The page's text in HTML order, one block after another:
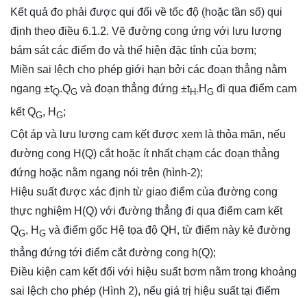
Kết quả đo phải được qui đổi về tốc độ (hoặc tần số) qui
định theo điều 6.1.2. Vẽ đường cong ứng với lưu lượng
bám sát các điểm đo và thể hiện đặc tính của bơm;
Miền sai lệch cho phép giới hạn bởi các đoạn thẳng nằm
ngang ±tQ.Q­G ­ và đoạn thẳng đứng ±tH .H ­G đi qua điểm cam
kết QG, H G;
Cột áp và lưu lượng cam kết được xem là thỏa mãn, nếu
đường cong H(Q) cắt hoặc ít nhất chạm các đoạn thẳng
đứng hoặc nằm ngang nói trên (hình-2);
Hiệu suất được xác định từ giao điểm của đường cong
thực nghiệm H(Q) với đường thẳng đi qua điểm cam kết
QG, H G ­ và điểm gốc Hệ tọa độ QH, từ điểm này kẻ đường
thẳng đứng tới điểm cắt đường cong h(Q);­
Điều kiện cam kết đối với hiệu suất bơm nằm trong khoảng
sai lệch cho phép (Hình 2), nếu giá trị hiệu suất tại điểm